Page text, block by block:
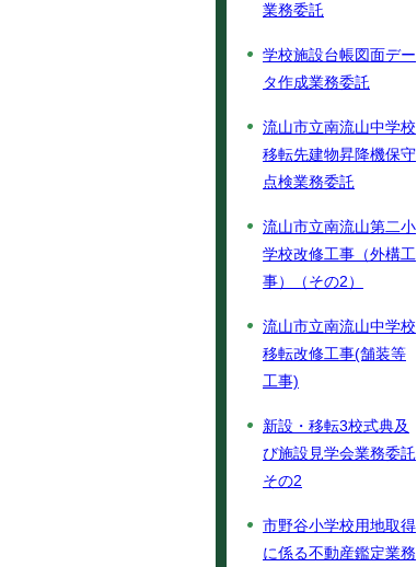
業務委託
学校施設台帳図面デー
タ作成業務委託
流山市立南流山中学校
移転先建物昇降機保守
点検業務委託
流山市立南流山第二小
学校改修工事（外構工
事）（その2）
流山市立南流山中学校
移転改修工事(舗装等
工事)
新設・移転3校式典及
び施設見学会業務委託
その2
市野谷小学校用地取得
に係る不動産鑑定業務